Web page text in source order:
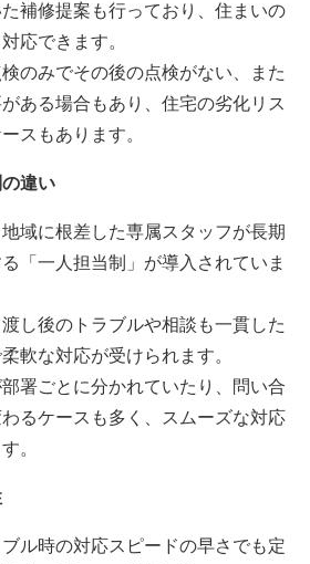
補修提案も行っており、住まいの
応できます。
のみでその後の点検がない、また
ある場合もあり、住宅の劣化リス
スもあります。
違い
域に根差した専属スタッフが長期
「一人担当制」が導入されていま
し後のトラブルや相談も一貫した
軟な対応が受けられます。
署ごとに分かれていたり、問い合
るケースも多く、スムーズな対応
。
ル時の対応スピードの早さでも定